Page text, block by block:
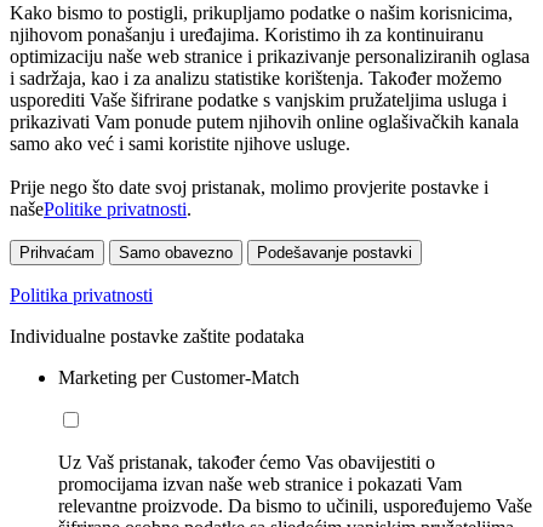
Kako bismo to postigli, prikupljamo podatke o našim korisnicima,
njihovom ponašanju i uređajima. Koristimo ih za kontinuiranu
optimizaciju naše web stranice i prikazivanje personaliziranih oglasa
i sadržaja, kao i za analizu statistike korištenja. Također možemo
usporediti Vaše šifrirane podatke s vanjskim pružateljima usluga i
prikazivati Vam ponude putem njihovih online oglašivačkih kanala
samo ako već i sami koristite njihove usluge.
Prije nego što date svoj pristanak, molimo provjerite postavke i
našePolitike privatnosti.
Prihvaćam Samo obavezno Podešavanje postavki
Politika privatnosti
Individualne postavke zaštite podataka
Marketing per Customer-Match
Uz Vaš pristanak, također ćemo Vas obavijestiti o
promocijama izvan naše web stranice i pokazati Vam
relevantne proizvode. Da bismo to učinili, uspoređujemo Vaše